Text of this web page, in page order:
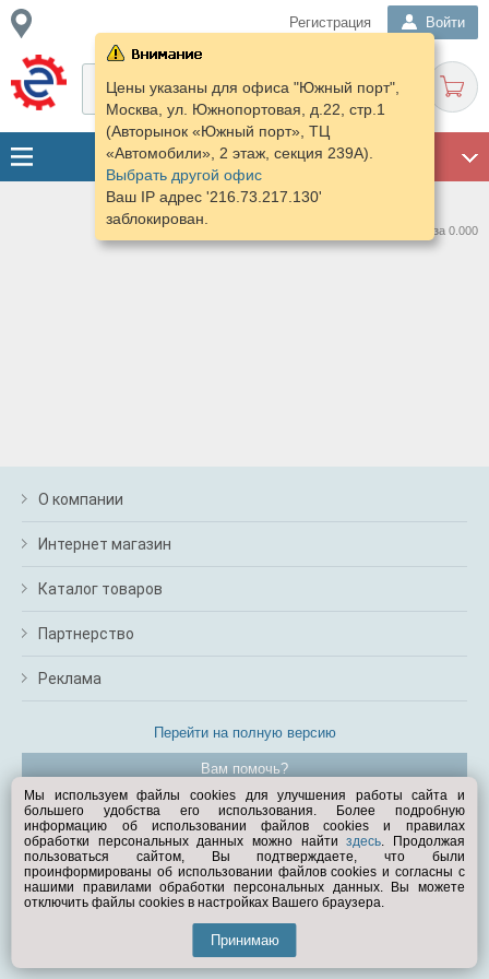
Регистрация Войти
Цены указаны для офиса "Южный порт",
Москва, ул. Южнопортовая, д.22, стр.1
(Авторынок «Южный порт», ТЦ
«Автомобили», 2 этаж, секция 239А).
Выбрать другой офис
Ваш IP адрес '216.73.217.130'
заблокирован.
Нашлось предложений: 0 за 0.000
О компании
Интернет магазин
Каталог товаров
Партнерство
Реклама
Перейти на полную версию
Вам помочь?
© Exist.ru 1998—2026
Мы используем файлы cookies для улучшения работы сайта и
большего удобства его использования. Более подробную
информацию об использовании файлов cookies и правилах
обработки персональных данных можно найтиздесь. Продолжая
пользоваться сайтом, Вы подтверждаете, что были
проинформированы об использовании файлов cookies и согласны с
нашими правилами обработки персональных данных. Вы можете
отключить файлы cookies в настройках Вашего браузера.
Принимаю